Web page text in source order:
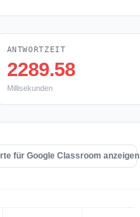
ANTWORTZEIT
2289.58
Millisekunden
für Google Classroom anzeigen